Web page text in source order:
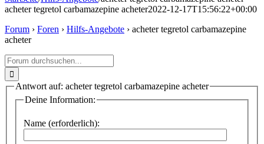
acheter tegretol carbamazepine acheter2022-12-17T15:56:22+00:00
Forum › Foren › Hilfs-Angebote › acheter tegretol carbamazepine
acheter
Suche
nach:
Antwort auf: acheter tegretol carbamazepine acheter
Deine Information:
Name (erforderlich):